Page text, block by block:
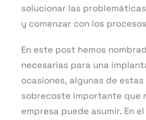
solucionar las
y comenzar con los
En este post hemos
necesarias para una
ocasiones, algunas de
sobrecoste importante que
empresa puede asumir. En